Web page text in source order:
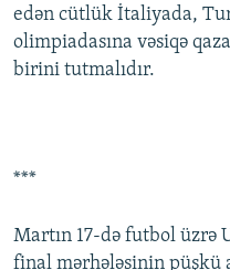
edən cütlük İtaliyada,
olimpiadasına vəsiqə
birini tutmalıdır.
***
Martın 17-də futbol üzrə
final mərhələsinin püşkü